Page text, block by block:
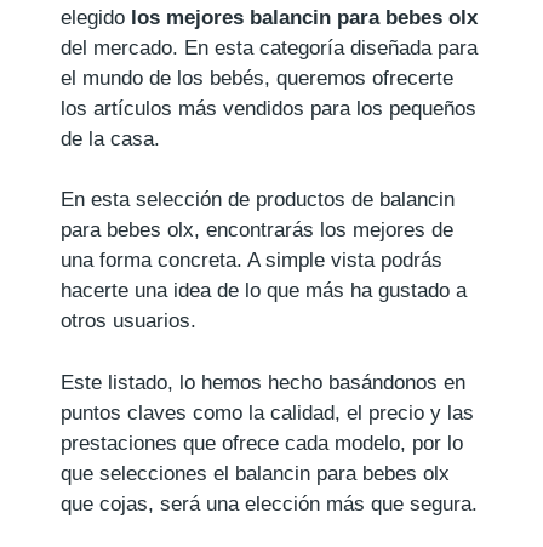
elegido los mejores balancin para bebes olx
del mercado. En esta categoría diseñada para
el mundo de los bebés, queremos ofrecerte
los artículos más vendidos para los pequeños
de la casa.
En esta selección de productos de balancin
para bebes olx, encontrarás los mejores de
una forma concreta. A simple vista podrás
hacerte una idea de lo que más ha gustado a
otros usuarios.
Este listado, lo hemos hecho basándonos en
puntos claves como la calidad, el precio y las
prestaciones que ofrece cada modelo, por lo
que selecciones el balancin para bebes olx
que cojas, será una elección más que segura.